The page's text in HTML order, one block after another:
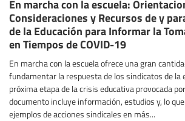
En marcha con la escuela:
Consideraciones y Recursos de y
de la Educación para Informar la
en Tiempos de COVID-19
En marcha con la escuela ofrece una gran
fundamentar la respuesta de los sindicatos de la
próxima etapa de la crisis educativa provocada
documento incluye información, estudios y, lo
ejemplos de acciones sindicales en más...